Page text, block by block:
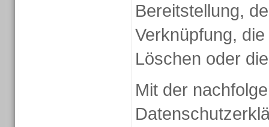
Bereitstellung,
Verknüpfung,
Löschen oder
Mit der